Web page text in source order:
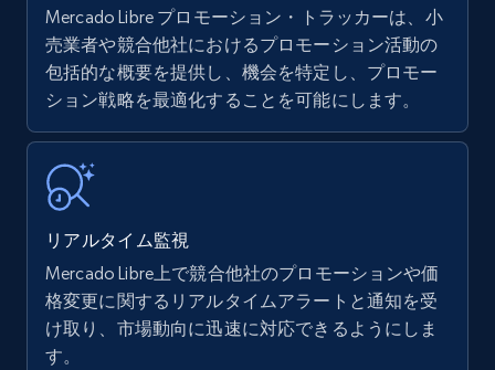
Amazon products - find products by using
upc numbers
Title, Seller name, Brand, Description, Initial
price, Currency, Availability, Reviews count, and
35.2K+
Amazon Reviews
URL, Product name, Product rating, Product
Mercado Libre プロモーション・トラッカーは、小
売業者や競合他社におけるプロモーション活動の
包括的な概要を提供し、機会を特定し、プロモー
ション戦略を最適化することを可能にします。
リアルタイム監視
Mercado Libre上で競合他社のプロモーションや価
格変更に関するリアルタイムアラートと通知を受
け取り、市場動向に迅速に対応できるようにしま
す。